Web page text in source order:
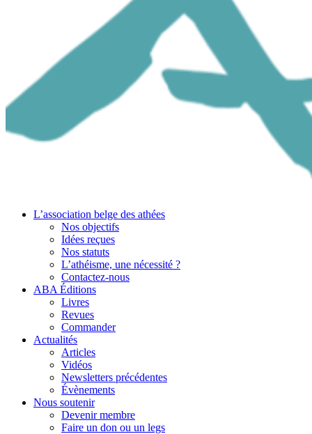
L’association belge des athées
Nos objectifs
Idées reçues
Nos statuts
L’athéisme, une nécessité ?
Contactez-nous
ABA Éditions
Livres
Revues
Commander
Actualités
Articles
Vidéos
Newsletters précédentes
Évènements
Nous soutenir
Devenir membre
Faire un don ou un legs